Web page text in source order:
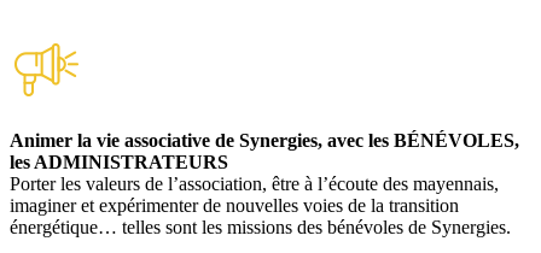
Animer la vie associative de Synergies, avec les BÉNÉVOLES,
les ADMINISTRATEURS
Porter les valeurs de l’association, être à l’écoute des mayennais,
imaginer et expérimenter de nouvelles voies de la transition
énergétique… telles sont les missions des bénévoles de Synergies.